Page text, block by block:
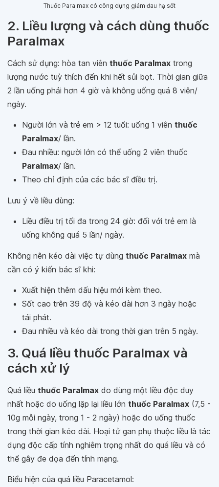
Thuốc Paralmax có công dụng giảm đau hạ sốt
2. Liều lượng và cách dùng thuốc
Paralmax
Cách sử dụng: hòa tan viên thuốc Paralmax trong
lượng nước tuỳ thích đến khi hết sủi bọt. Thời gian giữa
2 lần uống phải hơn 4 giờ và không uống quá 8 viên/
ngày.
Người lớn và trẻ em > 12 tuổi: uống 1 viên thuốc
Paralmax/ lần.
Đau nhiều: người lớn có thể uống 2 viên thuốc
Paralmax/ lần.
Theo chỉ định của các bác sĩ điều trị.
Lưu ý về liều dùng:
Liều điều trị tối đa trong 24 giờ: đối với trẻ em là
uống không quá 5 lần/ ngày.
Không nên kéo dài việc tự dùng thuốc Paralmax mà
cần có ý kiến bác sĩ khi:
Xuất hiện thêm dấu hiệu mới kèm theo.
Sốt cao trên 39 độ và kéo dài hơn 3 ngày hoặc
tái phát.
Đau nhiều và kéo dài trong thời gian trên 5 ngày.
3. Quá liều thuốc Paralmax và
cách xử lý
Quá liều thuốc Paralmax do dùng một liều độc duy
nhất hoặc do uống lặp lại liều lớn thuốc Paralmax (7,5 -
10g mỗi ngày, trong 1 - 2 ngày) hoặc do uống thuốc
trong thời gian kéo dài. Hoại tử gan phụ thuộc liều là tác
dụng độc cấp tính nghiêm trọng nhất do quá liều và có
thể gây đe dọa đến tính mạng.
Biểu hiện của quá liều Paracetamol: